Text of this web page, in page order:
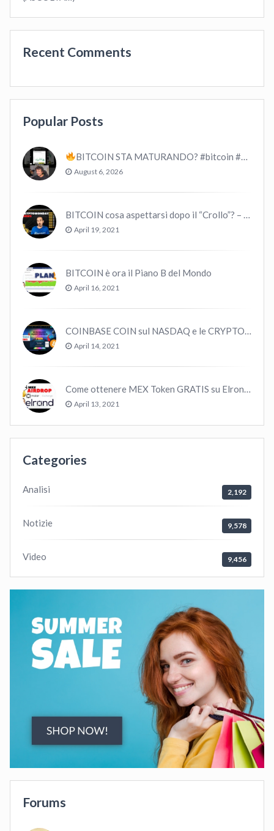
Recent Comments
Popular Posts
BITCOIN STA MATURANDO? #bitcoin #crypto #trading
August 6, 2026
BITCOIN cosa aspettarsi dopo il “Crollo”? – CryptoMonday NEWS w16/’21
April 19, 2021
BITCOIN è ora il Piano B del Mondo
April 16, 2021
COINBASE COIN sul NASDAQ e le CRYPTO volano!
April 14, 2021
Come ottenere MEX Token GRATIS su Elrond ?
April 13, 2021
Categories
Analisi 2,192
Notizie 9,578
Video 9,456
Forums